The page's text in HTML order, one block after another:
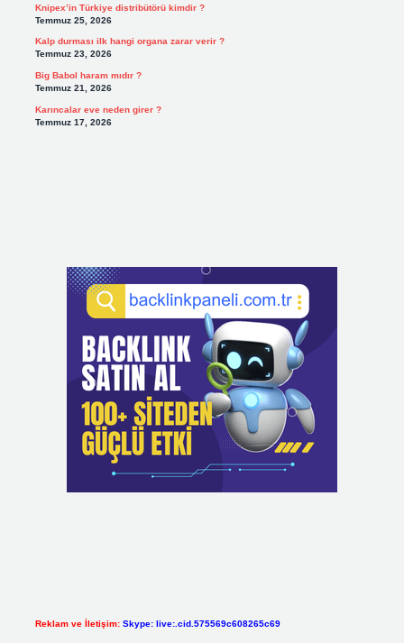
Knipex’in Türkiye distribütörü kimdir ?
Temmuz 25, 2026
Kalp durması ilk hangi organa zarar verir ?
Temmuz 23, 2026
Big Babol haram mıdır ?
Temmuz 21, 2026
Karıncalar eve neden girer ?
Temmuz 17, 2026
Reklam ve İletişim: Skype: live:.cid.575569c608265c69